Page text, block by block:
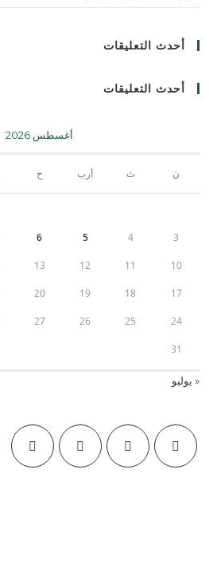
أحدث التعليقات
أحدث التعليقات
أغسطس 2026
ن ث أرب خ
3
4
5
6
10
11
12
13
17
18
19
20
24
25
26
27
31
« يوليو